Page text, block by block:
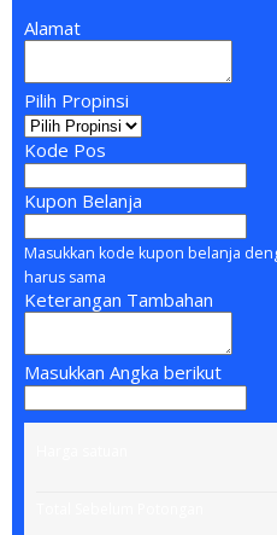
Alamat
Pilih Propinsi
Kode Pos
Kupon Belanja
Masukkan kode kupon belanja
harus sama
Keterangan Tambahan
Masukkan Angka berikut